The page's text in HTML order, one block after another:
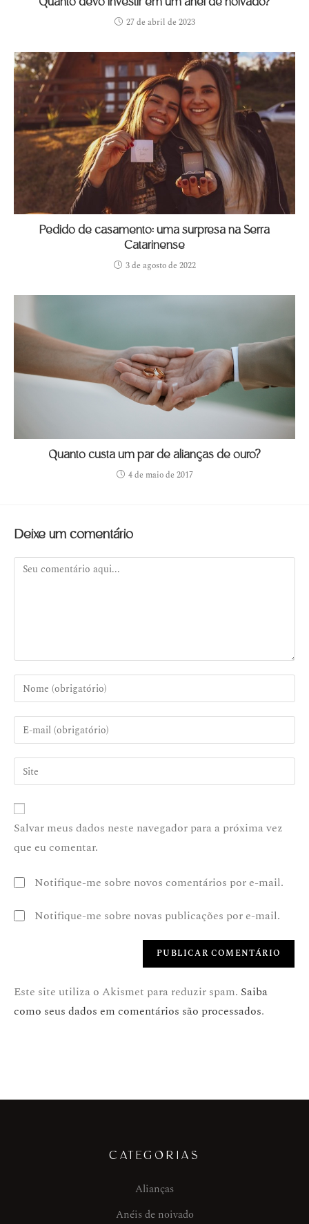
27 de abril de 2023
Pedido de casamento: uma surpresa na Serra
Catarinense
3 de agosto de 2022
Quanto custa um par de alianças de ouro?
4 de maio de 2017
Deixe um comentário
Salvar meus dados neste navegador para a próxima vez
que eu comentar.
Notifique-me sobre novos comentários por e-mail.
Notifique-me sobre novas publicações por e-mail.
Este site utiliza o Akismet para reduzir spam. Saiba
como seus dados em comentários são processados.
CATEGORIAS
Alianças
Anéis de noivado